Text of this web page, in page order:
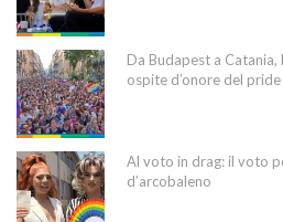
Da Budapest a
ospite d’onore del pride
Al voto in drag: il voto
d’arcobaleno